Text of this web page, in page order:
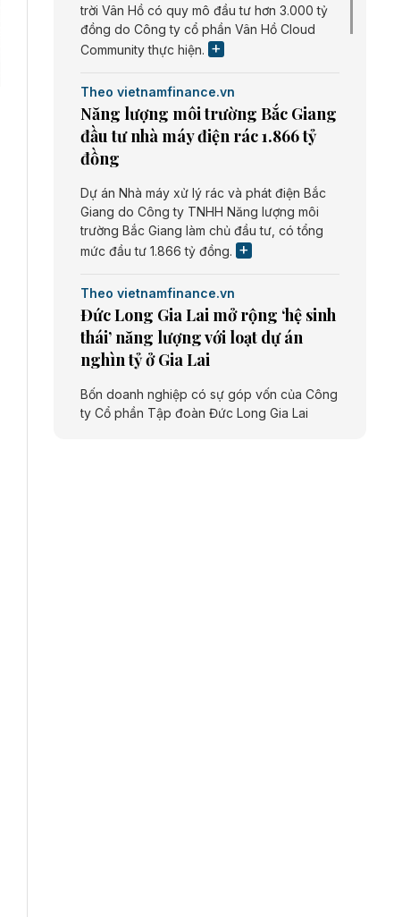
trời Vân Hồ có quy mô đầu tư hơn 3.000 tỷ
đồng do Công ty cổ phần Vân Hồ Cloud
Community thực hiện.
Theo vietnamfinance.vn
Năng lượng môi trường Bắc Giang
đầu tư nhà máy điện rác 1.866 tỷ
đồng
Dự án Nhà máy xử lý rác và phát điện Bắc
Giang do Công ty TNHH Năng lượng môi
trường Bắc Giang làm chủ đầu tư, có tổng
mức đầu tư 1.866 tỷ đồng.
Theo vietnamfinance.vn
Đức Long Gia Lai mở rộng ‘hệ sinh
thái’ năng lượng với loạt dự án
nghìn tỷ ở Gia Lai
Bốn doanh nghiệp có sự góp vốn của Công
ty Cổ phần Tập đoàn Đức Long Gia Lai